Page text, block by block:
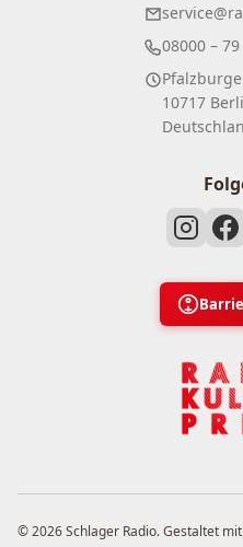
08000 –
10717
© 2026 Schlager Radio. Gestaltet mit